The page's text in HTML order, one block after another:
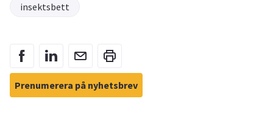
insektsbett
Prenumerera på nyhetsbrev